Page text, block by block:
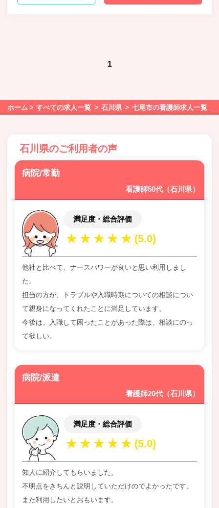
1
ホーム すべての求人一覧 石川県 七尾市の看護師求人一覧
石川県のご利用者の声
病院/常勤
看護師50代（石川県）
満足度・総合評価
他社と比べて、ナースパワーが良いと思い利用しまし
た。
担当の方が、トラブルや入職時期についての相談につい
て親身になってくれたことに満足しています。
今後は、入職して困ったことがあった際は、相談にのっ
て欲しい。
病院/派遣
看護師20代（石川県）
満足度・総合評価
知人に紹介してもらいました。
不明点をきちんと説明していただけのでよかったです。
また利用したいとおもいます。